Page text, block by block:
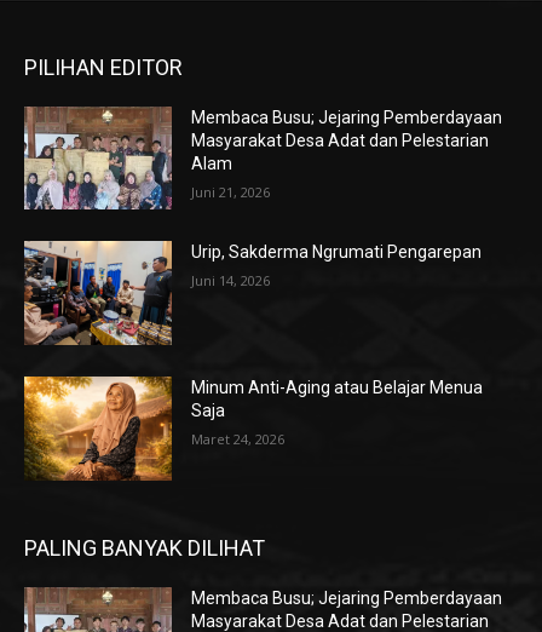
PILIHAN EDITOR
Membaca Busu; Jejaring Pemberdayaan
Masyarakat Desa Adat dan Pelestarian
Alam
Juni 21, 2026
Urip, Sakderma Ngrumati Pengarepan
Juni 14, 2026
Minum Anti-Aging atau Belajar Menua
Saja
Maret 24, 2026
PALING BANYAK DILIHAT
Membaca Busu; Jejaring Pemberdayaan
Masyarakat Desa Adat dan Pelestarian